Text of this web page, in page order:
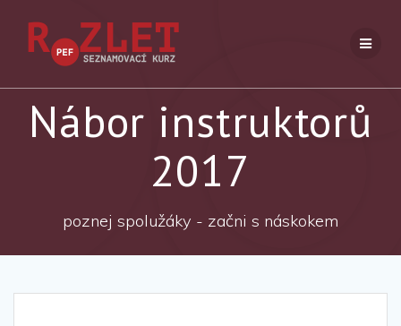
Nábor instruktorů
2017
poznej spolužáky - začni s náskokem